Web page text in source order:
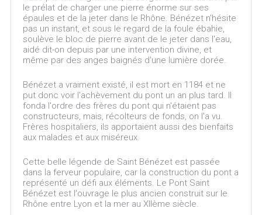
le prélat de charger une pierre énorme sur ses
épaules et de la jeter dans le Rhône. Bénézet n'hésite
pas un instant, et sous le regard de la foule ébahie,
soulève le bloc de pierre avant de le jeter dans l'eau,
aidé dit-on depuis par une intervention divine, et
même par des anges baignés d'une lumière dorée.
Bénézet a vraiment existé, il est mort en 1184 et ne
put donc voir l'achèvement du pont un an plus tard. Il
fonda l'ordre des frères du pont qui n'étaient pas
constructeurs, mais, récolteurs de fonds, on l'a vu.
Frères hospitaliers, ils apportaient aussi des bienfaits
aux malades et aux miséreux.
Cette belle légende de Saint Bénézet est passée
dans la ferveur populaire, car la construction du pont a
représenté un défi aux éléments. Le Pont Saint
Bénézet est l'ouvrage le plus ancien construit sur le
Rhône entre Lyon et la mer au XIIème siècle.